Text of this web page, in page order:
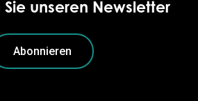
unseren Newsletter
Abonnieren